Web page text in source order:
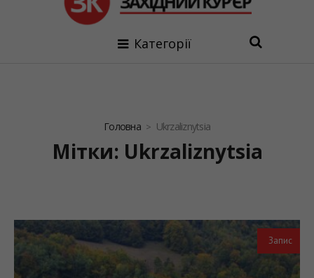
Категорії
Головна Ukrzaliznytsia
Мітки: Ukrzaliznytsia
Запис